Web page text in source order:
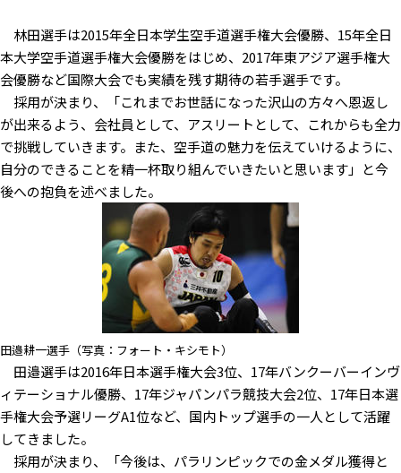
林田選手は2015年全日本学生空手道選手権大会優勝、15年全日
本大学空手道選手権大会優勝をはじめ、2017年東アジア選手権大
会優勝など国際大会でも実績を残す期待の若手選手です。
採用が決まり、「これまでお世話になった沢山の方々へ恩返し
が出来るよう、会社員として、アスリートとして、これからも全力
で挑戦していきます。また、空手道の魅力を伝えていけるように、
自分のできることを精一杯取り組んでいきたいと思います」と今
後への抱負を述べました。
田邉耕一選手（写真：フォート・キシモト）
田邉選手は2016年日本選手権大会3位、17年バンクーバーインヴ
ィテーショナル優勝、17年ジャパンパラ競技大会2位、17年日本選
手権大会予選リーグA1位など、国内トップ選手の一人として活躍
してきました。
採用が決まり、「今後は、パラリンピックでの金メダル獲得と